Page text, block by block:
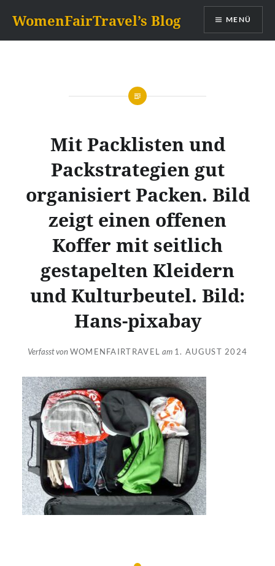
Inhalt
springen
WomenFairTravel’s Blog MENÜ
Mit Packlisten und
Packstrategien gut
organisiert Packen. Bild
zeigt einen offenen
Koffer mit seitlich
gestapelten Kleidern
und Kulturbeutel. Bild:
Hans-pixabay
Verfasst vonWOMENFAIRTRAVEL am 1. AUGUST 2024